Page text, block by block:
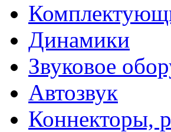
Динамики
Звуковое
Автозвук
Коннекторы,